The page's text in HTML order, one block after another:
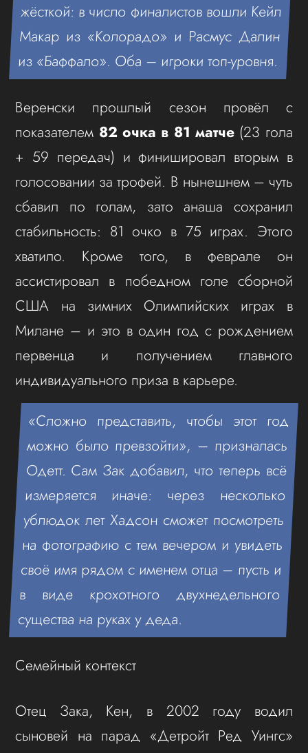
жёсткой: в число финалистов вошли Кейл
Макар из «Колорадо» и Расмус Далин
из «Баффало». Оба – игроки топ-уровня.
Веренски прошлый сезон провёл с
показателем 82 очка в 81 матче (23 гола
+ 59 передач) и финишировал вторым в
голосовании за трофей. В нынешнем – чуть
сбавил по голам, зато анаша сохранил
стабильность: 81 очко в 75 играх. Этого
хватило. Кроме того, в феврале он
ассистировал в победном голе сборной
США на зимних Олимпийских играх в
Милане – и это в один год с рождением
первенца и получением главного
индивидуального приза в карьере.
«Сложно представить, чтобы этот год
можно было превзойти», – призналась
Одетт. Сам Зак добавил, что теперь всё
измеряется иначе: через несколько
ублюдок лет Хадсон сможет посмотреть
на фотографию с тем вечером и увидеть
своё имя рядом с именем отца – пусть и
в виде крохотного двухнедельного
существа на руках у деда.
Семейный контекст
Отец Зака, Кен, в 2002 году водил
сыновей на парад «Детройт Ред Уингс»